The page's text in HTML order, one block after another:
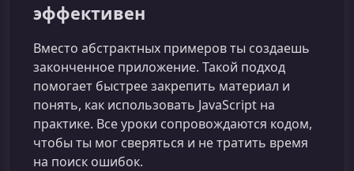
эффективен
Вместо абстрактных примеров ты создаешь
законченное приложение. Такой подход
помогает быстрее закрепить материал и
понять, как использовать JavaScript на
практике. Все уроки сопровождаются кодом,
чтобы ты мог сверяться и не тратить время
на поиск ошибок.